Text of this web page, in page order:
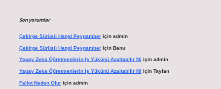
Son yorumlar
Çekirge Sürüsü Hangi Peygamberiçin admin
Çekirge Sürüsü Hangi Peygamberiçin Banu
Yapay Zeka Öğretmenlerin Iş Yükünü Azaltabilir Mi için admin
Yapay Zeka Öğretmenlerin Iş Yükünü Azaltabilir Mi için Taylan
Fallot Neden Oluriçin admin